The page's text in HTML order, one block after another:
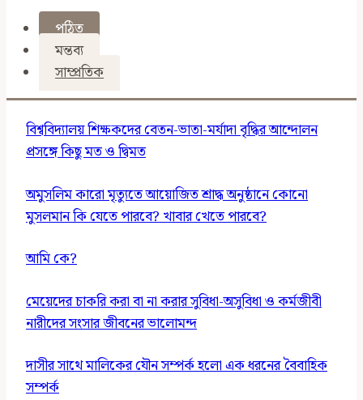
পঠিত
মন্তব্য
সাম্প্রতিক
বিশ্ববিদ্যালয় শিক্ষকদের বেতন-ভাতা-মর্যাদা বৃদ্ধির আন্দোলন
প্রসঙ্গে কিছু মত ও দ্বিমত
অমুসলিম কারো মৃত্যুতে আয়োজিত শ্রাদ্ধ অনুষ্ঠানে কোনো
মুসলমান কি যেতে পারবে? খাবার খেতে পারবে?
আমি কে?
মেয়েদের চাকরি করা বা না করার সুবিধা-অসুবিধা ও কর্মজীবী
নারীদের সংসার জীবনের ভালোমন্দ
দাসীর সাথে মালিকের যৌন সম্পর্ক হলো এক ধরনের বৈবাহিক
সম্পর্ক